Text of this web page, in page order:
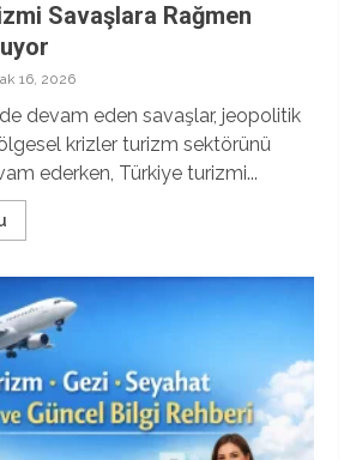
Savaşlara Rağmen
16, 2026
devam eden savaşlar, jeopolitik
krizler turizm sektörünü
ederken, Türkiye turizmi...